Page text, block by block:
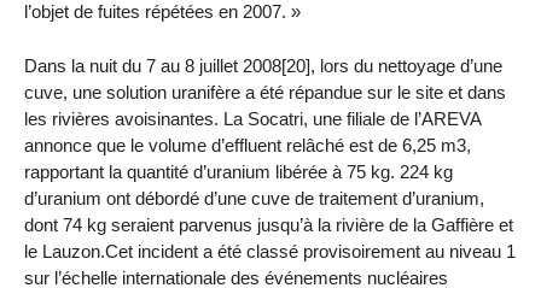
l’objet de fuites répétées en 2007. »
Dans la nuit du 7 au 8 juillet 2008[20], lors du nettoyage d’une
cuve, une solution uranifère a été répandue sur le site et dans
les rivières avoisinantes. La Socatri, une filiale de l’AREVA
annonce que le volume d’effluent relâché est de 6,25 m3,
rapportant la quantité d’uranium libérée à 75 kg. 224 kg
d’uranium ont débordé d’une cuve de traitement d’uranium,
dont 74 kg seraient parvenus jusqu’à la rivière de la Gaffière et
le Lauzon.Cet incident a été classé provisoirement au niveau 1
sur l’échelle internationale des événements nucléaires